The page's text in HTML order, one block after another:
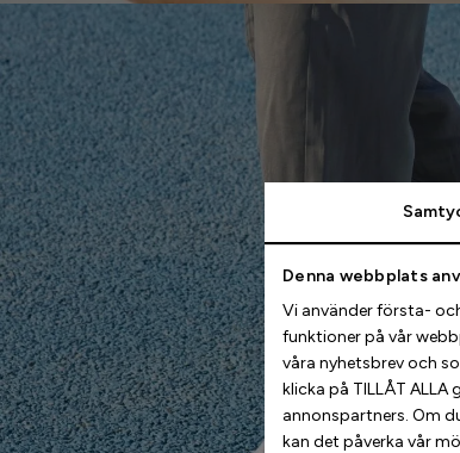
Denna webbplats
Vi använder första-
funktioner på vår
våra nyhetsbrev och
klicka på TILLÅT
annonspartners. Om
kan det påverka vår